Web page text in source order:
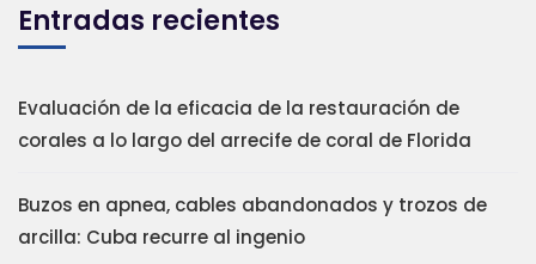
Entradas recientes
Evaluación de la eficacia de la restauración de
corales a lo largo del arrecife de coral de Florida
Buzos en apnea, cables abandonados y trozos de
arcilla: Cuba recurre al ingenio